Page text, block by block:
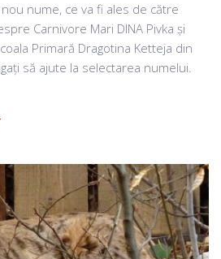
nume, ce va fi ales de către
Carnivore Mari DINA Pivka și
Primară Dragotina Ketteja din
să ajute la selectarea numelui.